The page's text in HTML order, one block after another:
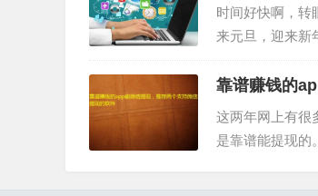
时间好快啊，转
来元旦，迎来新
谱吧，那么，接
靠谱赚钱的
这两年网上有很
是靠谱能提现的